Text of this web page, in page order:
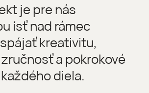
je pre nás
ísť nad rámec
kreativitu,
a pokrokové
diela.